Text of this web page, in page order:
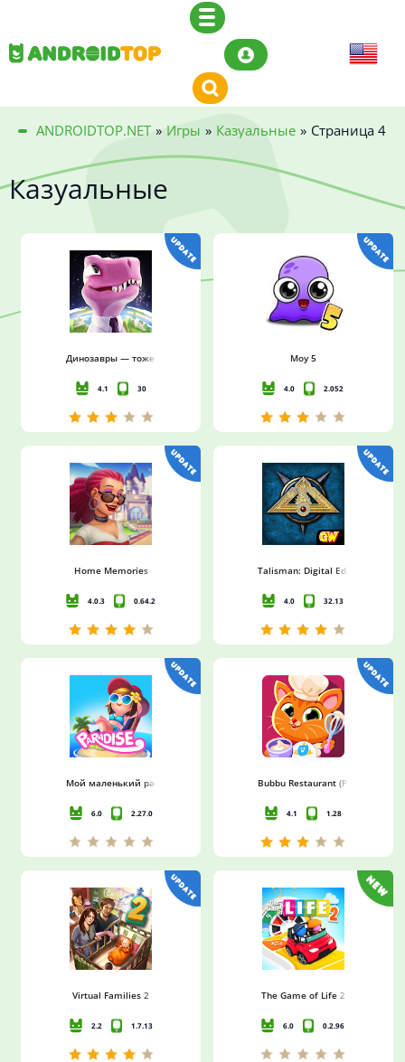
ANDROIDTOP.NET » Игры » Казуальные » Страница 4
Казуальные
Динозавры — тоже люди
4.1 30
Moy 5
4.0 2.052
Home Memories
4.0.3 0.64.2
Talisman: Digital Edition
4.0 32.13
Мой маленький рай: управление курортом
6.0 2.27.0
Bubbu Restaurant (Ресторан
4.1 1.28
Virtual Families 2
2.2 1.7.13
The Game of Life 2
6.0 0.2.96